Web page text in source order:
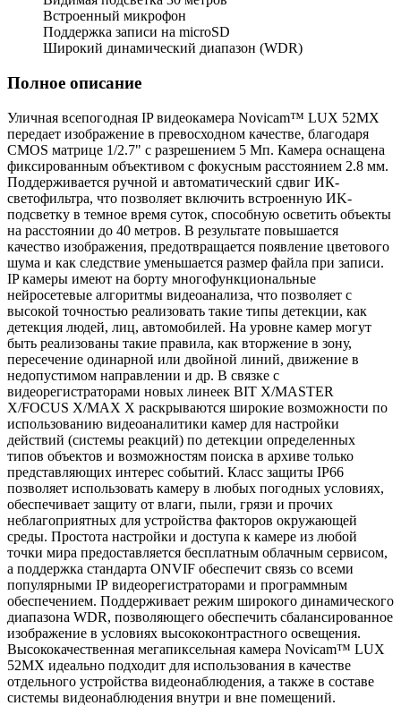
Встроенный микрофон
Поддержка записи на microSD
Широкий динамический диапазон (WDR)
Полное описание
Уличная всепогодная IP видеокамера Novicam™ LUX 52МХ
передает изображение в превосходном качестве, благодаря
CMOS матрице 1/2.7" с разрешением 5 Мп. Камера оснащена
фиксированным объективом с фокусным расстоянием 2.8 мм.
Поддерживается ручной и автоматический сдвиг ИК-
светофильтра, что позволяет включить встроенную ИK-
подсветку в темное время суток, способную осветить объекты
на расстоянии до 40 метров. В результате повышается
качество изображения, предотвращается появление цветового
шума и как следствие уменьшается размер файла при записи.
IP камеры имеют на борту многофункциональные
нейросетевые алгоритмы видеоанализа, что позволяет с
высокой точностью реализовать такие типы детекции, как
детекция людей, лиц, автомобилей. На уровне камер могут
быть реализованы такие правила, как вторжение в зону,
пересечение одинарной или двойной линий, движение в
недопустимом направлении и др. В связке с
видеорегистраторами новых линеек BIT X/MASTER
X/FOCUS X/MAX X раскрываются широкие возможности по
использованию видеоаналитики камер для настройки
действий (системы реакций) по детекции определенных
типов объектов и возможностям поиска в архиве только
представляющих интерес событий. Класс защиты IР66
позволяет использовать камеру в любых погодных условиях,
обеспечивает защиту от влаги, пыли, грязи и прочих
неблагоприятных для устройства факторов окружающей
среды. Простота настройки и доступа к камере из любой
точки мира предоставляется бесплатным облачным сервисом,
а поддержка стандарта ONVIF обеспечит связь со всеми
популярными IР видеорегистраторами и программным
обеспечением. Поддерживает режим широкого динамического
диапазона WDR, позволяющего обеспечить сбалансированное
изображение в условиях высококонтрастного освещения.
Высококачественная мегапиксельная камера Novicam™ LUX
52МХ идеально подходит для использования в качестве
отдельного устройства видеонаблюдения, а также в составе
системы видеонаблюдения внутри и вне помещений.